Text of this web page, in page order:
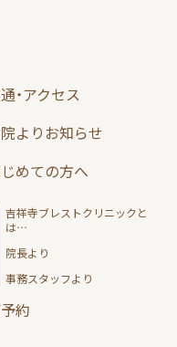
・アクセス
よりお知らせ
めての方へ
吉祥寺ブレストクリニックと
は…
院長より
事務スタッフより
約